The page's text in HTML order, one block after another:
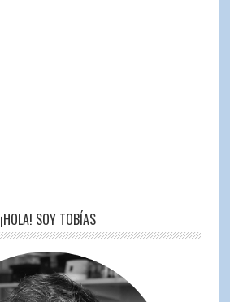
¡HOLA! SOY TOBÍAS